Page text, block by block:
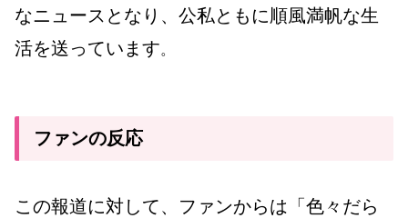
なニュースとなり、公私ともに順風満帆な生
活を送っています。
ファンの反応
この報道に対して、ファンからは「色々だら